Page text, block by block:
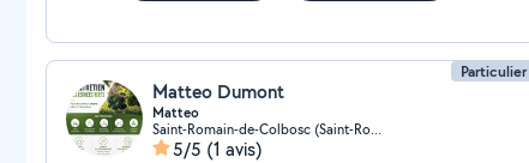
Particulier
Matteo Dumont
Matteo
Saint-Romain-de-Colbosc (Saint-Romain-de-Colbosc)
5/5 (1 avis)